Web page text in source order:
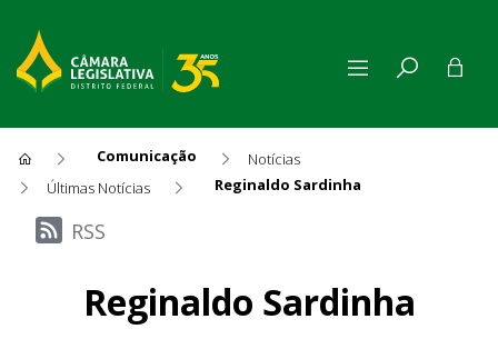
Comunicação
Notícias
Últimas Notícias
Reginaldo Sardinha
Últimas Notícias
RSS
Reginaldo Sardinha